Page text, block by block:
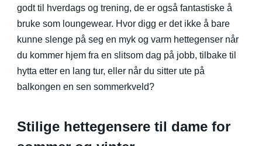
godt til hverdags og trening, de er også fantastiske å
bruke som loungewear. Hvor digg er det ikke å bare
kunne slenge på seg en myk og varm hettegenser når
du kommer hjem fra en slitsom dag på jobb, tilbake til
hytta etter en lang tur, eller når du sitter ute på
balkongen en sen sommerkveld?
Stilige hettegensere til dame for